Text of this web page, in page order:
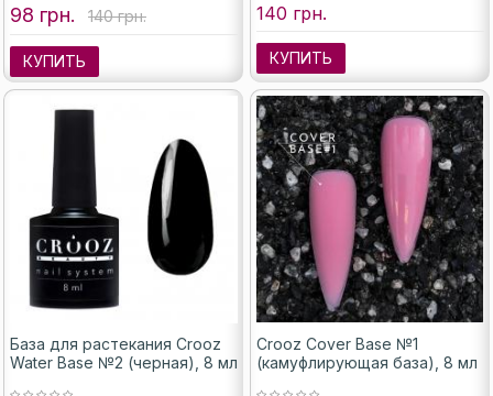
98 грн. 140 грн.
КУПИТЬ
140 грн.
КУПИТЬ
База для растекания Crooz
Water Base №2 (черная), 8 мл
Crooz Cover Base №1
(камуфлирующая база), 8 мл